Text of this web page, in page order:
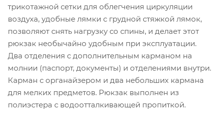
трикотажной сетки для облегчения циркуляции
воздуха, удобные лямки с грудной стяжкой лямок,
позволяют снять нагрузку со спины, и делает этот
рюкзак необычайно удобным при эксплуатации.
Два отделения с дополнительным карманом на
молнии (паспорт, документы) и отделениями внутри.
Карман с органайзером и два небольших кармана
для мелких предметов. Рюкзак выполнен из
полиэстера с водоотталкивающей пропиткой.